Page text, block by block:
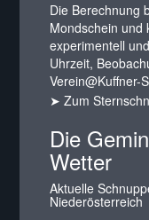
Die Berechnung
Mondschein und
experimentell
Uhrzeit,
Verein@Kuffner-
➤ Zum
Die
Wetter
Aktuelle
Niederösterreich